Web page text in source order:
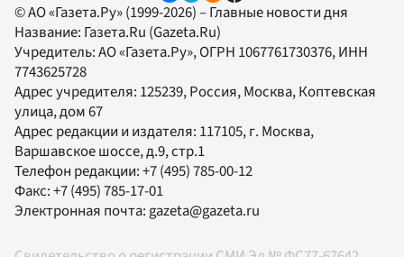
© АО «Газета.Ру» (1999-2026) – Главные новости дня
Название: Газета.Ru (Gazeta.Ru)
Учредитель:АО «Газета.Ру», ОГРН 1067761730376, ИНН
7743625728
Адрес учредителя: 125239, Россия, Москва, Коптевская
улица, дом 67
Адрес редакции и издателя: 117105, г. Москва,
Варшавское шоссе, д.9, стр.1
Телефон редакции:+7 (495) 785-00-12
Факс:+7 (495) 785-17-01
Электронная почта: gazeta@gazeta.ru